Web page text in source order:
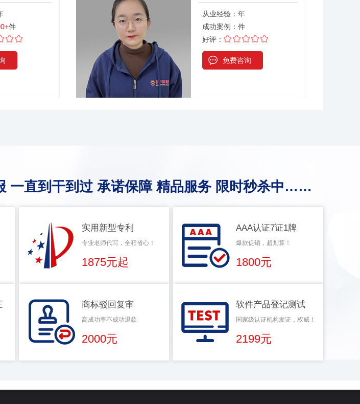
件
从业经验： 年
成功案例： 件
好评：
免费咨询
一直到干到过 承诺保障 精品服务 限时秒杀中……
实用新型专利
专业老师代写，全程省心！
1875元起
AAA认证7证1牌
爆款促销，超划算！
1800元
商标驳回复审
高成功率不成功退款
2000元
软件产品登记测试
国家级认证机构发证，权威！
2199元